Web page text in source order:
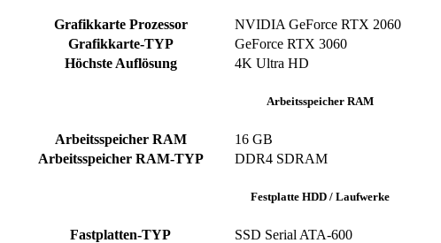
Grafikkarte Prozessor
NVIDIA GeForce RTX 2060
Grafikkarte-TYP
GeForce RTX 3060
Höchste Auflösung
4K Ultra HD
Arbeitsspeicher RAM
Arbeitsspeicher RAM
‎16 GB
Arbeitsspeicher RAM-TYP
‎DDR4 SDRAM
Festplatte HDD / Laufwerke
Fastplatten-TYP
‎SSD ‎Serial ATA-600